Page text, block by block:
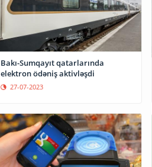
Bakı-Sumqayıt qatarlarında
elektron ödəniş aktivləşdi
27-07-2023